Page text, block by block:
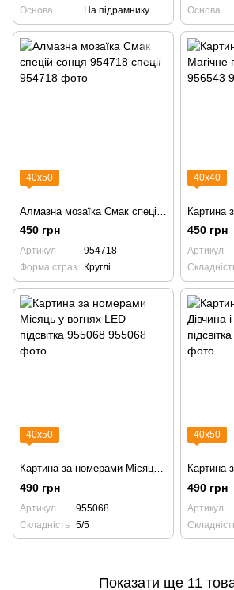
Основа
На підрамнику
Основа
40х50
450 грн
Артикул
954718
Форма страз
Круглі
40х40
450 грн
Артикул
40х50
Картина за номерами Місяць у вогнях LED підсвітка 955068
490 грн
Артикул
955068
Складність 5/5
40х50
490 грн
Артикул
Показати ще 11